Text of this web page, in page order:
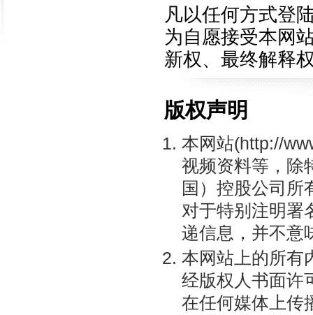
凡以任何方式登
为自愿接受本网
新权、最终解释
版权声明
本网站(http://
视频资料等，除
国）控股公司所
对于特别注明署
递信息，并不意
本网站上的所有
经版权人书面许
在任何媒体上传